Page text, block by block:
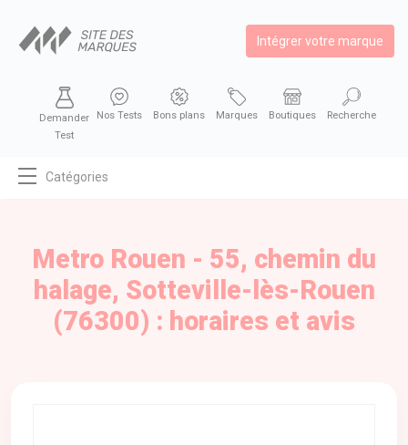
Intégrer votre marque
Demander
Test
Nos Tests Bons plans Marques Boutiques Recherche
Catégories
SE DIVERTIR
Metro Rouen - 55, chemin du
halage, Sotteville-lès-Rouen
(76300) : horaires et avis